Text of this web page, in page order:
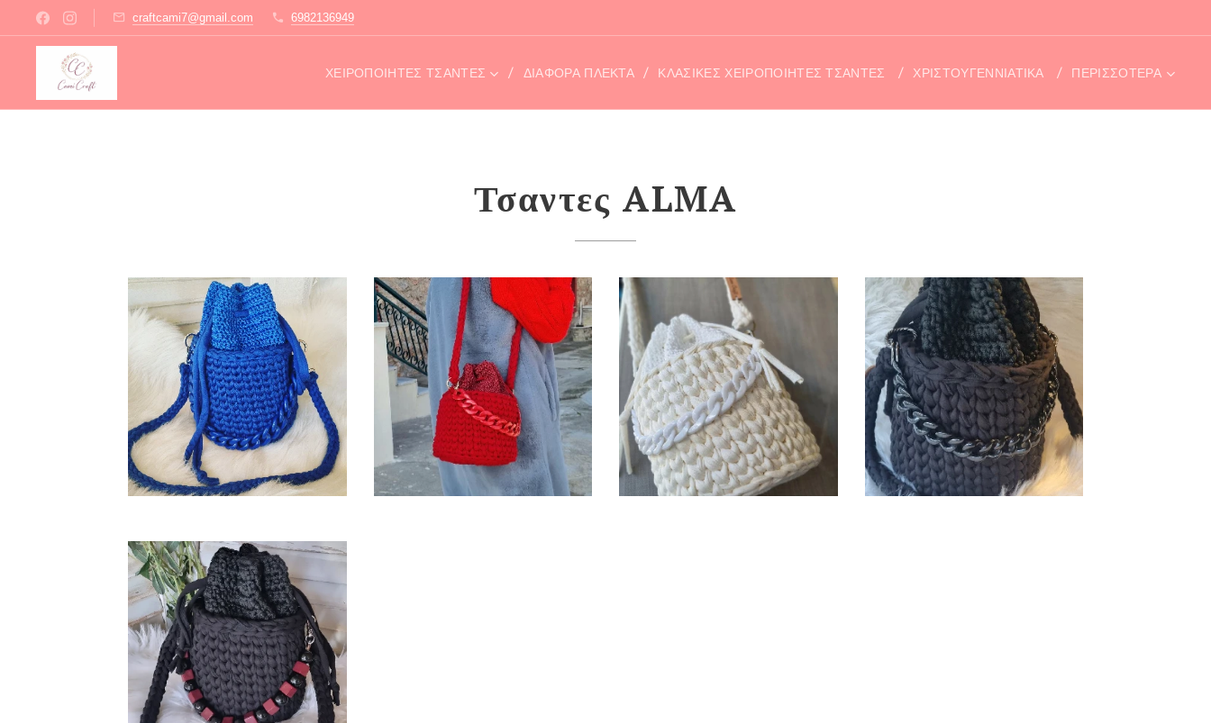
craftcami7@gmail.com 6982136949
ΧΕΙΡΟΠΟΊΗΤΕΣ ΤΣΆΝΤΕΣ ΔΙΑΦΟΡΑ ΠΛΕΚΤΑ ΚΛΑΣΙΚΕΣ ΧΕΙΡΟΠΟΙΗΤΕΣ ΤΣΑΝΤΕΣ ΧΡΙΣΤΟΥΓΕΝΝΙΑΤΙΚΑ ΠΕΡΙΣΣΌΤΕΡΑ
Τσαντες ALMA